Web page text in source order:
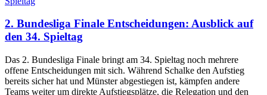
2. Bundesliga Finale Entscheidungen: Ausblick auf
den 34. Spieltag
Das 2. Bundesliga Finale bringt am 34. Spieltag noch mehrere
offene Entscheidungen mit sich. Während Schalke den Aufstieg
bereits sicher hat und Münster abgestiegen ist, kämpfen andere
Teams weiter um direkte Aufstiegsplätze, die Relegation und den